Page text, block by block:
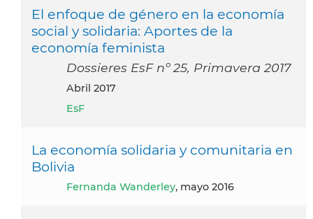
El enfoque de género en la economía
social y solidaria: Aportes de la
economía feminista
Dossieres EsF nº 25, Primavera 2017
abril 2017
EsF
La economía solidaria y comunitaria en
Bolivia
Fernanda Wanderley, mayo 2016